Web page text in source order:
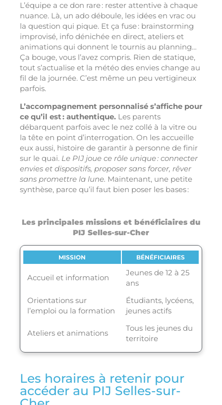
L’équipe a ce don rare : rester attentive à chaque
nuance. Là, un ado déboule, les idées en vrac ou
la question qui pique. Et ça fuse : brainstorming
improvisé, info dénichée en direct, ateliers et
animations qui donnent le tournis au planning…
Ça bouge, vous l’avez compris. Rien de statique,
tout s’actualise et la météo des envies change au
fil de la journée. C’est même un peu vertigineux
parfois.
L’accompagnement personnalisé s’affiche pour
ce qu’il est : authentique. Les parents
débarquent parfois avec le nez collé à la vitre ou
la tête en point d’interrogation. On les accueille
eux aussi, histoire de garantir à personne de finir
sur le quai. Le PIJ joue ce rôle unique : connecter
envies et dispositifs, proposer sans forcer, rêver
sans promettre la lune. Maintenant, une petite
synthèse, parce qu’il faut bien poser les bases :
Les principales missions et bénéficiaires du
PIJ Selles-sur-Cher
MISSION BÉNÉFICIAIRES
Accueil et information
Jeunes de 12 à 25
ans
Orientations sur
l’emploi ou la formation
Étudiants, lycéens,
jeunes actifs
Ateliers et animations
Tous les jeunes du
territoire
Les horaires à retenir pour
accéder au PIJ Selles-sur-